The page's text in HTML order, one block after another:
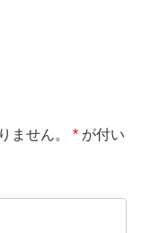
ません。 * が付い